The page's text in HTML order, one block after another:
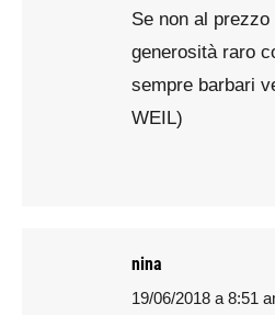
Se non al
generosità raro
sempre barbari
WEIL)
nina
says:
19/06/2018 a 8:51